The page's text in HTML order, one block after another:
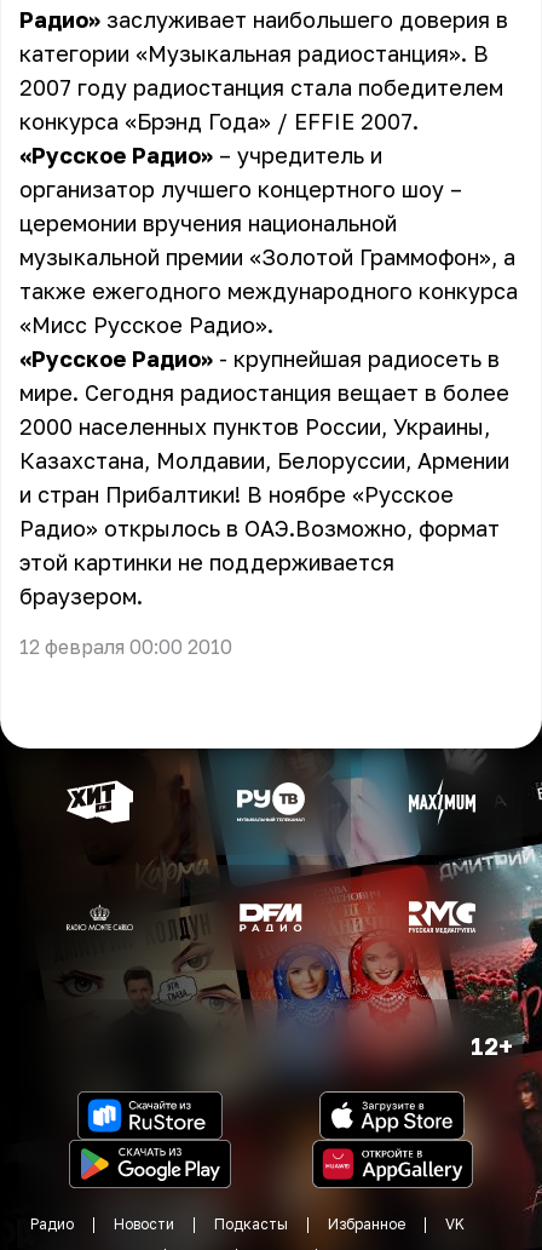
Радио» заслуживает наибольшего доверия в
категории «Музыкальная радиостанция». В
2007 году радиостанция стала победителем
конкурса «Брэнд Года» / EFFIE 2007.
«Русское Радио» – учредитель и
организатор лучшего концертного шоу –
церемонии вручения национальной
музыкальной премии «Золотой Граммофон», а
также ежегодного международного конкурса
«Мисс Русское Радио».
«Русское Радио» - крупнейшая радиосеть в
мире. Сегодня радиостанция вещает в более
2000 населенных пунктов России, Украины,
Казахстана, Молдавии, Белоруссии, Армении
и стран Прибалтики! В ноябре «Русское
Радио» открылось в ОАЭ.Возможно, формат
этой картинки не поддерживается
браузером.
12 февраля 00:00 2010
12+
Радио Новости Подкасты Избранное
VK